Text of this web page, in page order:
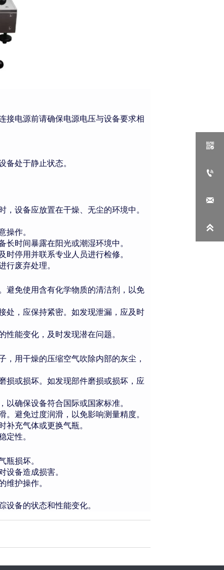
接电源前请确保电源电压与设备要求相
备处于静止状态。
设备应放置在干燥、无尘的环境中。
操作。
时间暴露在阳光或潮湿环境中。
停用并联系专业人员进行检修。
行废弃处理。
避免使用含有化学物质的清洁剂，以免
处，应保持紧密。如发现泄漏，应及时
能变化，及时发现潜在问题。
用干燥的压缩空气吹除内部的灰尘，
损或损坏。如发现部件磨损或损坏，应
确保设备符合国际或国家标准。
避免过度润滑，以免影响测量精度。
充气体或更换气瓶。
定性。
瓶损坏。
设备造成损害。
维护操作。
备的状态和性能变化。



